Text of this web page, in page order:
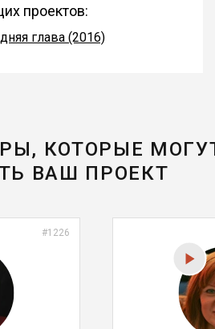
проектов:
глава (2016)
КОТОРЫЕ
ВАШ ПРОЕКТ
#1226